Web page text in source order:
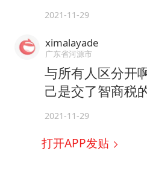
2021-11-29
ximalayade
广东省河源市
与所有人区分开
己是交了智商税
2021-11-29
打开APP发贴